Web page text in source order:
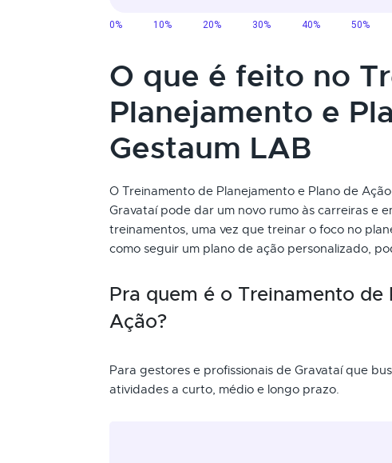
O que é feito no
Planejamento e
Gestaum LAB
O Treinamento de Planejamento e Plano de
Gravataí pode dar um novo rumo às carreiras e
treinamentos, uma vez que treinar o foco no
como seguir um plano de ação personalizado,
Pra quem é o Treinamento
Ação?
Para gestores e profissionais de Gravataí que
atividades a curto, médio e longo prazo.